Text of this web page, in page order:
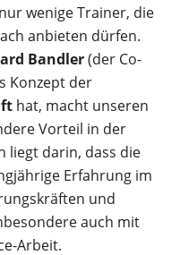
wenige Trainer, die
anbieten dürfen.
Bandler(der Co-
Konzept der
hat, macht unseren
Vorteil in der
liegt darin, dass die
Erfahrung im
und
auch mit
Arbeit.